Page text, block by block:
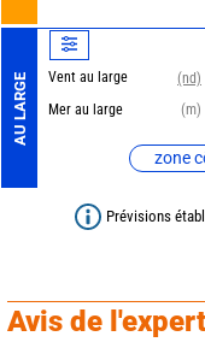
AU LARGE Vent au large
(nd)
Mer au large
(m)
zone
Prévisions
Avis de l'expert